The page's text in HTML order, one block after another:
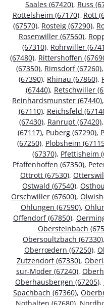
Saales (67420), Russ
Rottelsheim (67170), Rott
(67570), Rosteig (67290),
Rosenwiller (67560),
(67310), Rohrwiller
(67480), Rittershoffen
(67350), Rimsdorf (67260),
(67390), Rhinau (67860),
(67440), Retschwiller
Reinhardsmunster (67440),
(67110), Reichsfeld
(67430), Ranrupt (67420),
(67117), Puberg (67290),
(67250), Plobsheim
(67370), Pfettisheim
Pfaffenhoffen (67350),
Ottrott (67530),
Ostwald (67540),
Orschwiller (67600),
Ohlungen (67590),
Offendorf (67850),
Obersteinbach
Obersoultzbach (67330),
Oberrœdern (67250),
Zutzendorf (67330),
sur-Moder (67240),
Oberhausbergen (67205),
Spachbach (67360),